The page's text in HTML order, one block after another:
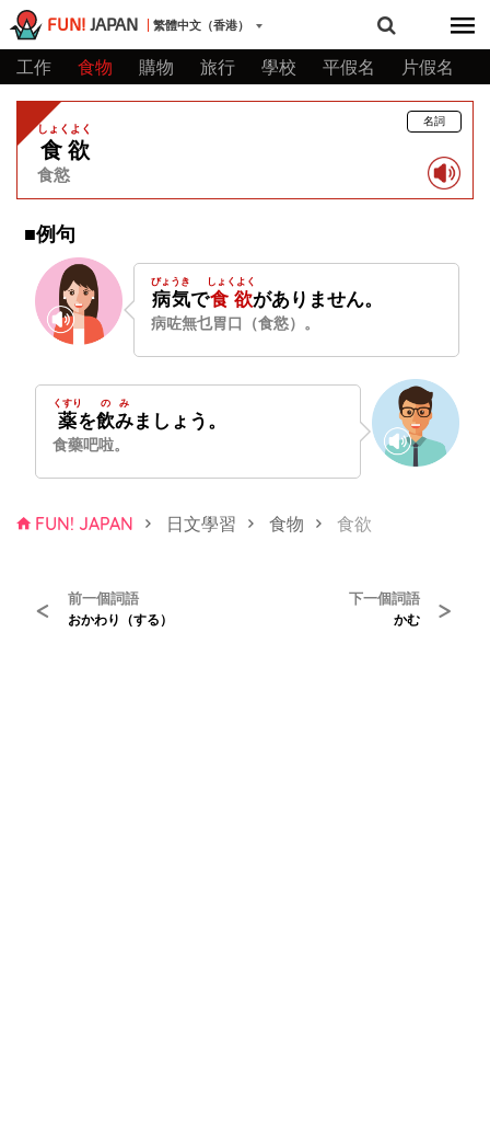
FUN! JAPAN 繁體中文（香港）
工作 食物 購物 旅行 學校 平假名 片假名
食欲
しょくよく
食慾
名詞
■例句
病気
びょうき
で食欲
しょくよく
がありません。
病咗無乜胃口（食慾）。
薬
くすり
を飲み
のみ
ましょう。
食藥吧啦。
FUN! JAPAN 日文學習 食物 食欲
< 前一個詞語
おかわり（する）
下一個詞語
かむ >